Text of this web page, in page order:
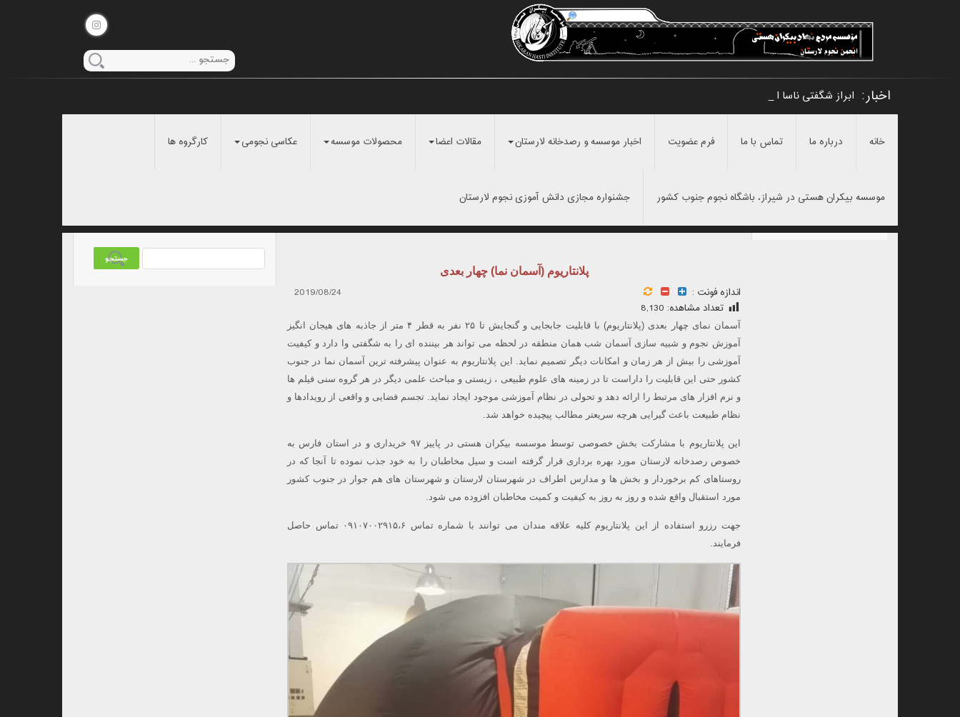
اخبار: ابراز شگفتی ناسا از نبوغ یک دانش آمو _
خانه درباره ما تماس با ما فرم عضویت اخبار موسسه و رصدخانه لارستان مقالات اعضا محصولات موسسه عکاسی نجومی کارگروه ها
موسسه بیکران هستی در شیراز، باشگاه نجوم جنوب کشور جشنواره مجازی دانش آموزی نجوم لارستان
پلانتاریوم (آسمان نما) چهار بعدی
اندازه فونت :
2019/08/24
تعداد مشاهده: 8,130
آسمان نمای چهار بعدی (پلانتاریوم) با قابلیت جابجایی و گنجایش تا ۲۵ نفر به قطر ۴ متر از جاذبه های هیجان انگیز
آموزش نجوم و شبیه سازی آسمان شب همان منطقه در لحظه می تواند هر بیننده ای را به شگفتی وا دارد و کیفیت
آموزشی را بیش از هر زمان و امکانات دیگر تصمیم نماید. این پلانتاریوم به عنوان پیشرفته ترین آسمان نما در جنوب
کشور حتی این قابلیت را داراست تا در زمینه های علوم طبیعی ، زیستی و مباحث علمی دیگر در هر گروه سنی فیلم ها
و نرم افزار های مرتبط را ارائه دهد و تحولی در نظام آموزشی موجود ایجاد نماید. تجسم فضایی و واقعی از رویدادها و
نظام طبیعت باعث گیرایی هرچه سریعتر مطالب پیچیده خواهد شد.
این پلانتاریوم با مشارکت بخش خصوصی توسط موسسه بیکران هستی در پاییز ۹۷ خریداری و در استان فارس به
خصوص رصدخانه لارستان مورد بهره برداری قرار گرفته است و سیل مخاطبان را به خود جذب نموده تا آنجا که در
روستاهای کم برخوردار و بخش ها و مدارس اطراف در شهرستان لارستان و شهرستان های هم جوار در جنوب کشور
مورد استقبال واقع شده و روز به روز به کیفیت و کمیت مخاطبان افزوده می شود.
جهت رزرو استفاده از این پلانتاریوم کلیه علاقه مندان می توانند با شماره تماس ۰۹۱۰۷۰۰۲۹۱۵،۶ تماس حاصل
فرمایند.